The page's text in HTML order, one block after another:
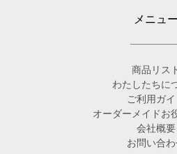
メニュー
商品リス
わたしたちに
ご利用ガイ
オーダーメイドお
会社概要
お問い合